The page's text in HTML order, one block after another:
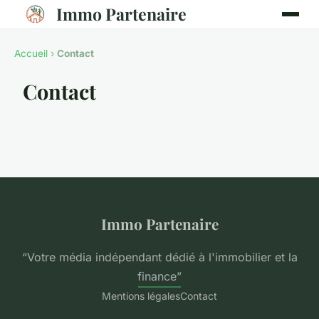
Immo Partenaire
Accueil › Contact
Contact
Immo Partenaire
“Votre média indépendant dédié à l'immobilier et la
finance”
Mentions légalesContact